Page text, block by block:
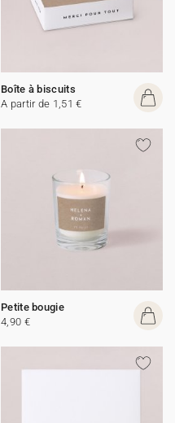
Boîte à biscuits
A partir de 1,51 €
Petite bougie
4,90 €